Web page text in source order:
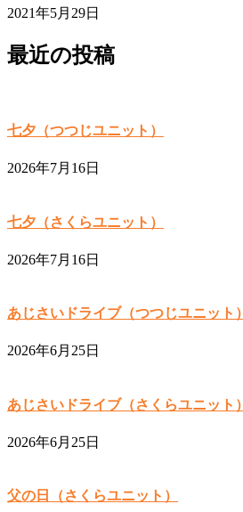
2021年5月29日
最近の投稿
七夕（つつじユニット）
2026年7月16日
七夕（さくらユニット）
2026年7月16日
あじさいドライブ（つつじユニット）
2026年6月25日
あじさいドライブ（さくらユニット）
2026年6月25日
父の日（さくらユニット）